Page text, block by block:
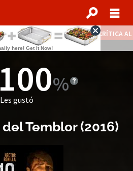
NOTICIAS DESTACADAS CRÍTICA
100
Les gustó
del Temblor (2016)